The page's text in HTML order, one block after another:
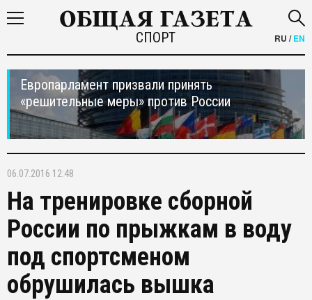
СПОРТ RU /EN
Европарламент призвали принять
«решительные меры» против России
06.07.2016 12:48
На тренировке сборной
России по прыжкам в воду
под спортсменом
обрушилась вышка